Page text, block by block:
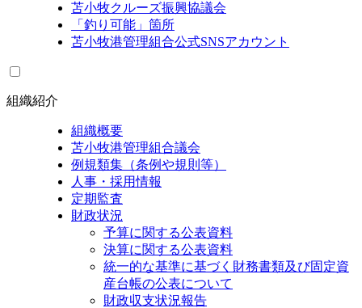
苫小牧クルーズ振興協議会
「釣り可能」箇所
苫小牧港管理組合公式SNSアカウント
組織紹介
組織概要
苫小牧港管理組合議会
例規類集（条例や規則等）
人事・採用情報
定期監査
財政状況
予算に関する公表資料
決算に関する公表資料
統一的な基準に基づく財務書類及び固定資
産台帳の公表について
財政収支状況報告